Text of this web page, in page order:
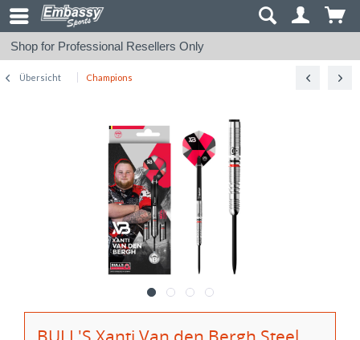
Shop for Professional Resellers Only
Übersicht Champions